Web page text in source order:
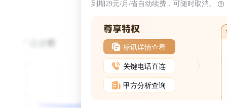
到期29元/月/省自动续费，可随时取消。
标讯详情查看
关键电话直连
甲方分析查询